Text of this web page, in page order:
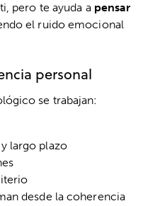
pero te ayuda a pensar
el ruido emocional
personal
se trabajan:
largo plazo
desde la coherencia